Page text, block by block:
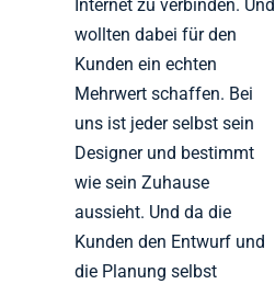
Internet zu verbinden. Und
wollten dabei für den
Kunden ein echten
Mehrwert schaffen. Bei
uns ist jeder selbst sein
Designer und bestimmt
wie sein Zuhause
aussieht. Und da die
Kunden den Entwurf und
die Planung selbst